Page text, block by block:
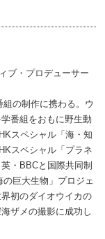
ブ・プロデューサー
の制作に携わる。ウ
番組をおもに野生動
スペシャル「海・知
スペシャル「プラネ
・BBCと国際共同制
巨大生物」プロジェ
初のダイオウイカの
ザメの撮影に成功し